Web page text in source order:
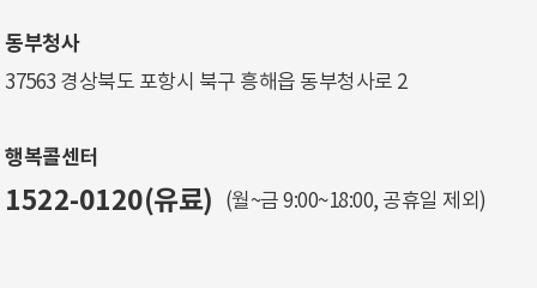
동부청사
37563 경상북도 포항시 북구 흥해읍 동부청사로 2
행복콜센터
1522-0120(유료) (월~금 9:00~18:00, 공휴일 제외)